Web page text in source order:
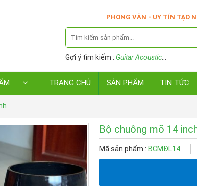
PHONG VÂN - UY TÍN TẠO
Gợi ý tìm kiếm : Guitar Acoustic
TRANG CHỦ SẢN PHẨM TIN TỨC
Bộ chuông mõ 14
Mã sản phẩm : BCMĐL14